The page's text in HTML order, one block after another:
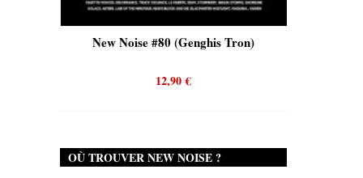
New Noise #80 (Genghis Tron)
12,90€
OÙ TROUVER NEW NOISE ?